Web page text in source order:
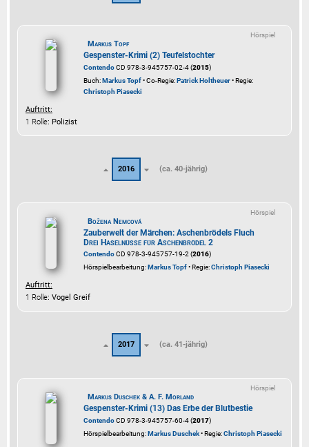
Hörspiel
Markus Topf
Gespenster-Krimi (2) Teufelstochter
ContendoCD 978-3-945757-02-4 (2015)
Buch:Markus Topf• Co-Regie:Patrick Holtheuer• Regie:
Christoph Piasecki
Auftritt:
1 Rolle: Polizist
2016 (ca. 40-jährig)
Hörspiel
Božena Nemcová
Zauberwelt der Märchen: Aschenbrödels Fluch
Drei Haselnüsse für Aschenbrödel 2
ContendoCD 978-3-945757-19-2 (2016)
Hörspielbearbeitung:Markus Topf• Regie:Christoph Piasecki
Auftritt:
1 Rolle: Vogel Greif
2017 (ca. 41-jährig)
Hörspiel
Markus Duschek & A. F. Morland
Gespenster-Krimi (13) Das Erbe der Blutbestie
ContendoCD 978-3-945757-60-4 (2017)
Hörspielbearbeitung:Markus Duschek• Regie:Christoph Piasecki